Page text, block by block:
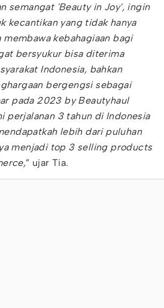
semangat 'Beauty in Joy', ingin
kecantikan yang tidak hanya
kebahagiaan bagi
bersyukur bisa diterima
Indonesia, bahkan
bergengsi sebagai
pada 2023 by Beautyhaul
perjalanan 3 tahun di Indonesia
lebih dari puluhan
menjadi top 3 selling products
” ujar Tia.